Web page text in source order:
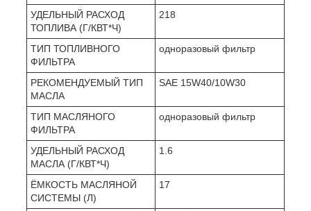
УДЕЛЬНЫЙ РАСХОД
ТОПЛИВА (Г/КВТ*Ч)
218
ТИП ТОПЛИВНОГО
ФИЛЬТРА
одноразовый фильтр
РЕКОМЕНДУЕМЫЙ ТИП
МАСЛА
SAE 15W40/10W30
ТИП МАСЛЯНОГО
ФИЛЬТРА
одноразовый фильтр
УДЕЛЬНЫЙ РАСХОД
МАСЛА (Г/КВТ*Ч)
1.6
ЁМКОСТЬ МАСЛЯНОЙ
СИСТЕМЫ (Л)
17